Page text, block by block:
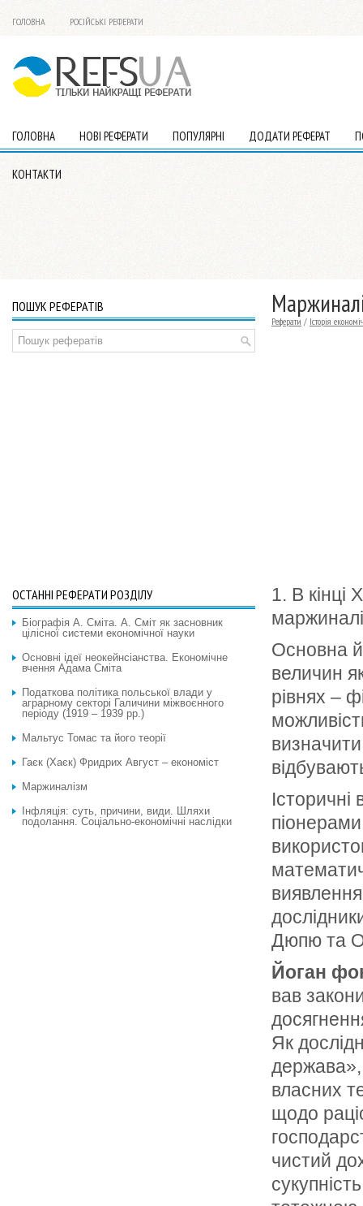
ГОЛОВНА РОСІЙСЬКІ РЕФЕРАТИ
ГОЛОВНА НОВІ РЕФЕРАТИ ПОПУЛЯРНІ ДОДАТИ РЕФЕРАТ
КОНТАКТИ
Реферати / Історія
1. В кінці
Основна
величин
рівнях –
виявлення
Дюпю та
Йоган
вав
Як
держава»,
власних
щодо
чистий
ПОШУК РЕФЕРАТІВ
ОСТАННІ РЕФЕРАТИ РОЗДІЛУ
Біографія А. Сміта. А. Сміт як засновник
цілісної системи економічної науки
Основні ідеї неокейнсіанства. Економічне
вчення Адама Сміта
Податкова політика польської влади у
аграрному секторі Галичини міжвоєнного
періоду (1919 – 1939 рр.)
Мальтус Томас та його теорії
Гаєк (Хаєк) Фридрих Август – економіст
Маржиналізм
Інфляція: суть, причини, види. Шляхи
подолання. Соціально-економічні наслідки